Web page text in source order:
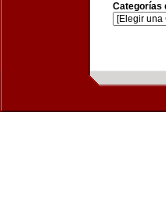
Categorías